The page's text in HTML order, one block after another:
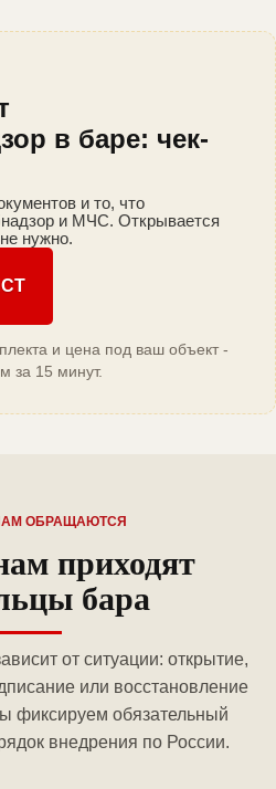
в баре: чек-
и то, что
и МЧС. Открывается
нужно.
и цена под ваш объект -
за 15 минут.
ОБРАЩАЮТСЯ
приходят
бара
от ситуации: открытие,
или восстановление
фиксируем обязательный
внедрения по России.